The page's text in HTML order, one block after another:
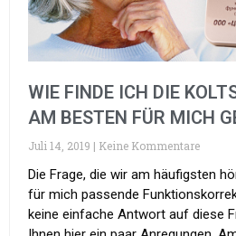
WIE FINDE ICH DIE
AM BESTEN FÜR MICH
Juli 14, 2019 Keine Kommentare
Die Frage, die wir am häufigsten
für mich passende
keine einfache Antwort auf diese